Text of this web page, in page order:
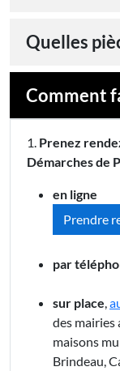
Quelles
Comment
1. Prenez
Démarches de
en ligne
Prendre
par
sur place,
des mairies
maisons
Brindeau,